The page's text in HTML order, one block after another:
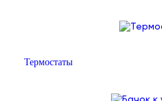
Термостаты